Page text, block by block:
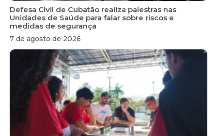
Defesa Civil de Cubatão realiza palestras nas
Unidades de Saúde para falar sobre riscos e
medidas de segurança
7 de agosto de 2026